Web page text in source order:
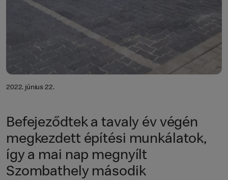
2022. június 22.
Befejeződtek a tavaly év végén
megkezdett építési munkálatok,
így a mai nap megnyílt
Szombathely második